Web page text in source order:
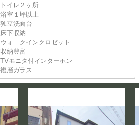
トイレ２ヶ所
浴室１坪以上
独立洗面台
床下収納
ウォークインクロゼット
収納豊富
TVモニタ付インターホン
複層ガラス